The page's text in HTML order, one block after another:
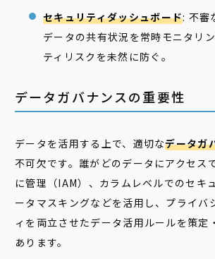
セキュリティダッシュボード: 不審
データの共有状況を常時モニタリ
ティリスクを未然に防ぐ。
データガバナンスの重要性
データを活用する上で、適切なデータガ
不可欠です。誰がどのデータにアクセス
に管理（IAM）、カラムレベルでのセキ
ータマスキングなどを活用し、プライバ
ィを両立させたデータ活用ルールを策定
あります。